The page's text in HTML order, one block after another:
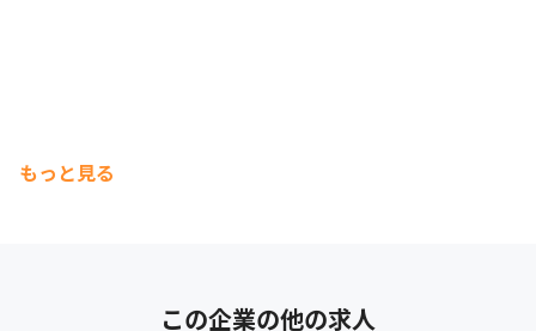
もっと見る
この企業の他の求人